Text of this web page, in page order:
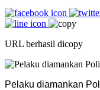
URL berhasil dicopy
Pelaku diamankan